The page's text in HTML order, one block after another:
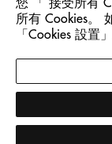
您 「 接受所有
所有 Cookies。
「Cookies 設置